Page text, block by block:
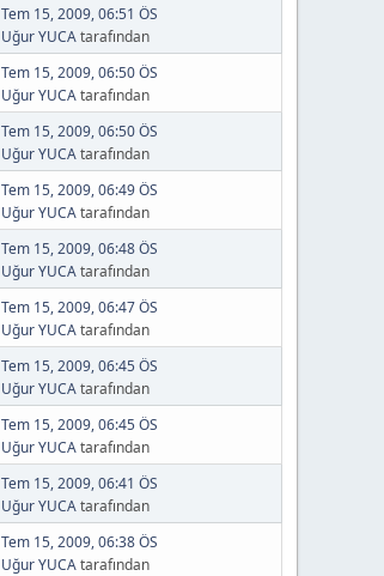
Tem 15, 2009, 06:51 ÖS
Uğur YUCAtarafından
Tem 15, 2009, 06:50 ÖS
Uğur YUCAtarafından
Tem 15, 2009, 06:50 ÖS
Uğur YUCAtarafından
Tem 15, 2009, 06:49 ÖS
Uğur YUCAtarafından
Tem 15, 2009, 06:48 ÖS
Uğur YUCAtarafından
Tem 15, 2009, 06:47 ÖS
Uğur YUCAtarafından
Tem 15, 2009, 06:45 ÖS
Uğur YUCAtarafından
Tem 15, 2009, 06:45 ÖS
Uğur YUCAtarafından
Tem 15, 2009, 06:41 ÖS
Uğur YUCAtarafından
Tem 15, 2009, 06:38 ÖS
Uğur YUCAtarafından